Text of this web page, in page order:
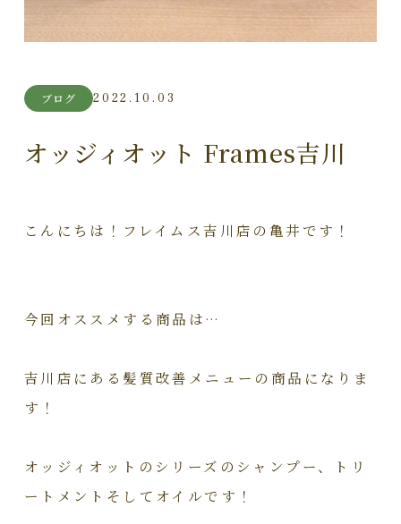
ブログ 2022.10.03
オッジィオット Frames吉川
こんにちは！フレイムス吉川店の亀井です！
今回オススメする商品は…
吉川店にある髪質改善メニューの商品になりま
す！
オッジィオットのシリーズのシャンプー、トリ
ートメントそしてオイルです！